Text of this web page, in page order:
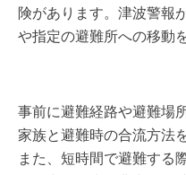
険があります。津波警報
や指定の避難所への移動
事前に避難経路や避難場
家族と避難時の合流方法
また、短時間で避難する